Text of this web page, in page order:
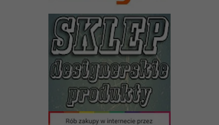
i strukturę
strony
internetowej,
na podstawie
tego, jak
strona jest
używana.
Doświadczenie
Aby nasza strona